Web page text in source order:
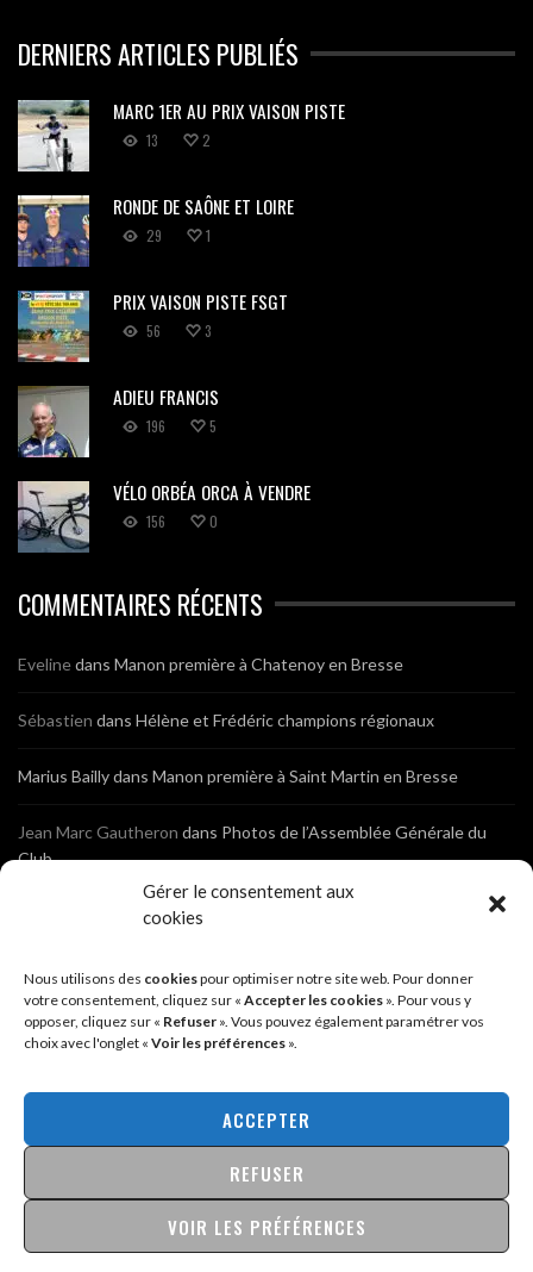
Gérer le consentement aux
cookies
Nous utilisons des cookiespour optimiser notre site web. Pour donner
votre consentement, cliquez sur « Accepter les cookies ». Pour vous y
opposer, cliquez sur « Refuser ». Vous pouvez également paramétrer vos
choix avec l'onglet « Voir les préférences ».
ACCEPTER
REFUSER
VOIR LES PRÉFÉRENCES
DERNIERS ARTICLES PUBLIÉS
MARC 1ER AU PRIX VAISON PISTE
13 2
RONDE DE SAÔNE ET LOIRE
29 1
PRIX VAISON PISTE FSGT
56 3
ADIEU FRANCIS
196 5
VÉLO ORBÉA ORCA À VENDRE
156 0
COMMENTAIRES RÉCENTS
Evelinedans Manon première à Chatenoy en Bresse
Sébastien dans Hélène et Frédéric champions régionaux
Marius Baillydans Manon première à Saint Martin en Bresse
Jean Marc Gautheron dans Photos de l’Assemblée Générale du
Club
Photos de l’Assemblée Générale du Club
Sébastien dans Cyclocross de Brochon (21)
Breniauxdans Cyclocross de Brochon (21)
MENTIONS LÉGALES & POLITIQUE DE CONFIDENTIALITÉ